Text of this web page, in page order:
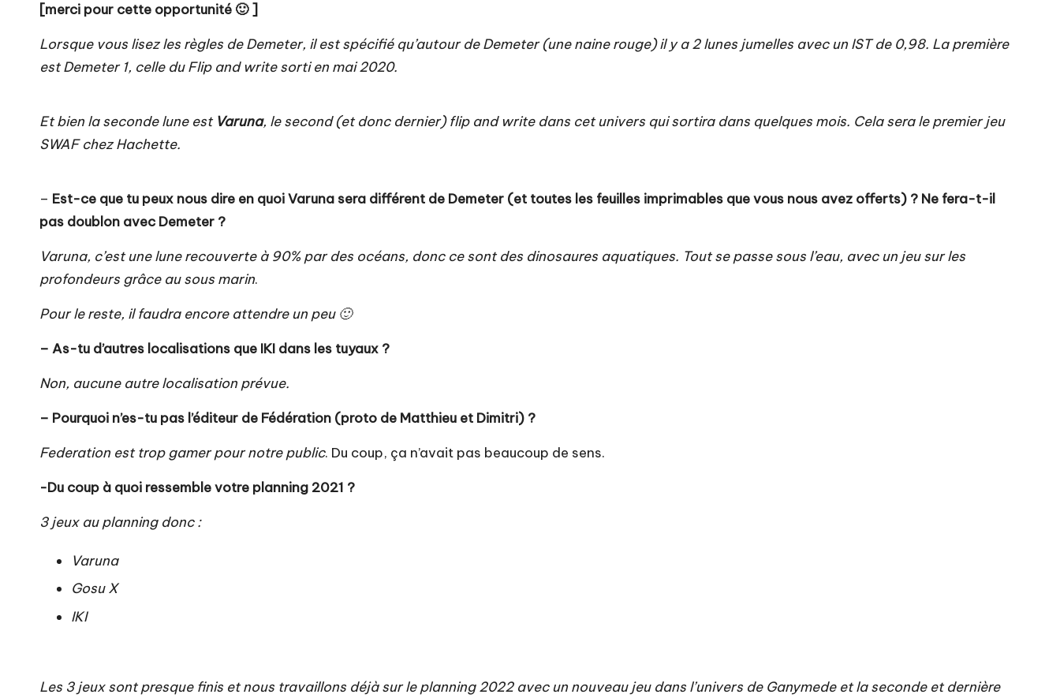
[merci pour cette opportunité 🙂 ]
Lorsque vous lisez les règles deDemeter, il est spécifié qu’autour de Demeter (une naine rouge) il y a 2 lunes jumelles avec un IST de 0,98. La première
est Demeter 1, celle du Flip and write sorti en mai 2020.
Et bien la seconde lune est Varuna, le second (et donc dernier) flip and write dans cet univers qui sortira dans quelques mois. Cela sera le premier jeu
SWAF chez Hachette.
– Est-ce que tu peux nous dire en quoi Varuna sera différent de Demeter (et toutes les feuilles imprimables que vous nous avez offerts) ? Ne fera-t-il
pas doublon avec Demeter ?
Varuna, c’est une lune recouverte à 90% par des océans, donc ce sont des dinosaures aquatiques. Tout se passe sous l’eau, avec un jeu sur les
profondeurs grâce au sous marin.
Pour le reste, il faudra encore attendre un peu 🙂
– As-tu d’autres localisations que IKI dans les tuyaux ?
Non, aucune autre localisation prévue.
– Pourquoi n’es-tu pas l’éditeur de Fédération (proto de Matthieu et Dimitri) ?
Federation est trop gamer pour notre public. Du coup, ça n’avait pas beaucoup de sens.
-Du coup à quoi ressemble votre planning 2021 ?
3 jeux au planning donc :
Varuna
Gosu X
IKI
Les 3 jeux sont presque finis et nous travaillons déjà sur le planning 2022 avec un nouveau jeu dans l’univers de Ganymede et la seconde et dernière